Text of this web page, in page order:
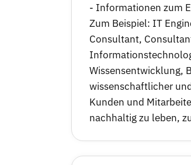
- Informationen zum
Zum Beispiel: IT
Consultant,
Wissensentwicklung,
wissenschaftlicher
Kunden und
nachhaltig zu leben,